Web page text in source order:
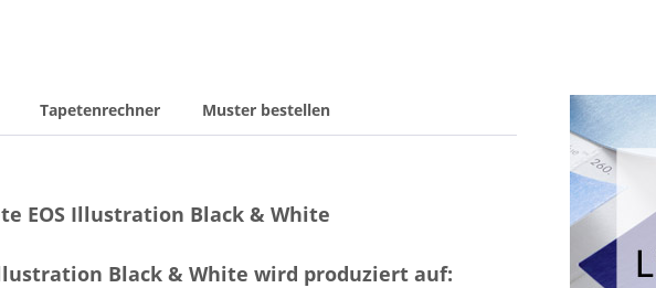
Tapetenrechner Muster bestellen
EOS Illustration Black & White
Black & White wird produziert auf: